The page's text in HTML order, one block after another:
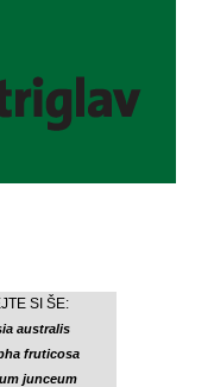
SI ŠE:
australis
fruticosa
junceum